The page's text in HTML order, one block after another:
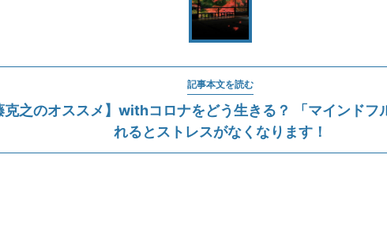
記事本文を読む
克之のオススメ】withコロナをどう生きる？ 「マインドフ
れるとストレスがなくなります！